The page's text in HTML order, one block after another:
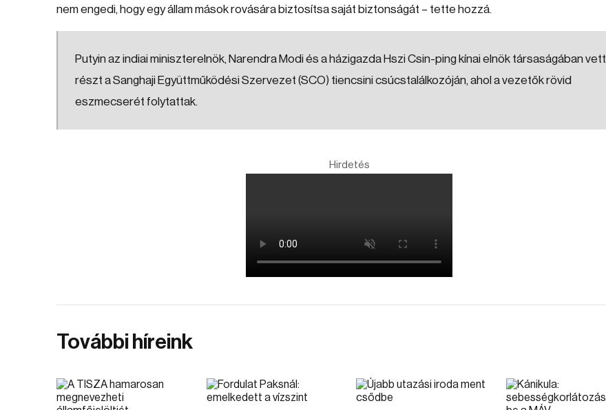
nem engedi, hogy egy állam mások rovására biztosítsa saját biztonságát – tette hozzá.
Putyin az indiai miniszterelnök, Narendra Modi és a házigazda Hszi Csin-ping kínai elnök társaságában vett
részt a Sanghaji Együttműködési Szervezet (SCO) tiencsini csúcstalálkozóján, ahol a vezetők rövid
eszmecserét folytattak.
Hirdetés
További híreink